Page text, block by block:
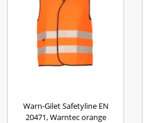
Warn-Gilet Safetyline EN
20471, Warntec orange